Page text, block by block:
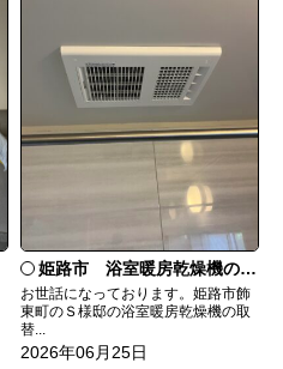
姫路市 浴室暖房乾燥機の取替工事
お世話になっております。姫路市飾
東町のＳ様邸の浴室暖房乾燥機の取
替...
2026年06月25日